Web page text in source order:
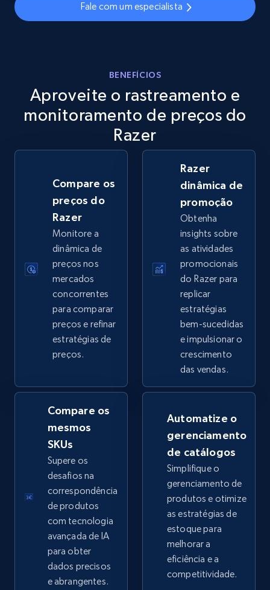
URL, Product id, Title, Seller name, Seller rating,
Seller reviews, Breadcrumbs, Root category, and
more.
2.5K+ 359+ Comece agora
eBay - Gather data on products using
URL, Product id, Title, Seller name, Seller rating,
Seller reviews, Breadcrumbs, Root category, and
more.
Comece agora
eBay - Collect products from shops on eBay
URL, Product id, Title, Seller name, Seller rating,
Seller reviews, Breadcrumbs, Root category, and
more.
2.5K+ Comece agora
eBay - Collect records by category
URL, Product id, Title, Seller name, Seller rating,
Seller reviews, Breadcrumbs, Root category, and
2.5K+ 359+ Comece agora
Fale com um especialista
BENEFÍCIOS
Aproveite o rastreamento e
monitoramento de preços do
Razer
Compare os
preços do
Razer
Monitore a
dinâmica de
preços nos
mercados
concorrentes
para comparar
preços e refinar
estratégias de
preços.
Razer
dinâmica de
promoção
Obtenha
insights sobre
as atividades
promocionais
do Razer para
replicar
estratégias
bem-sucedidas
e impulsionar o
crescimento
das vendas.
Compare os
mesmos
SKUs
Supere os
desafios na
correspondência
de produtos
com tecnologia
avançada de IA
para obter
dados precisos
e abrangentes.
Automatize o
gerenciamento
de catálogos
Simplifique o
gerenciamento de
produtos e otimize
as estratégias de
estoque para
melhorar a
eficiência e a
competitividade.